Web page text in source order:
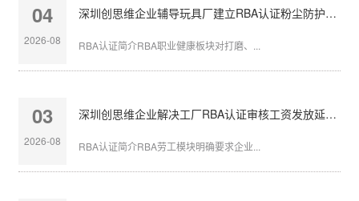
04
2026-08
深圳创思维企业辅导玩具厂建立RBA认证粉尘防护体系
RBA认证简介RBA职业健康板块对打磨、...
03
2026-08
深圳创思维企业解决工厂RBA认证审核工资发放延迟问题
RBA认证简介RBA劳工模块明确要求企业...